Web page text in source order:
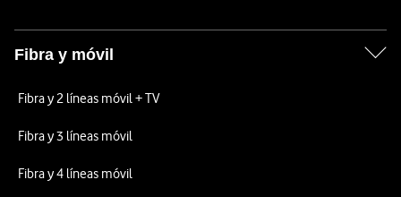
Fibra y móvil
Fibra y 2 líneas móvil + TV
Fibra y 3 líneas móvil
Fibra y 4 líneas móvil